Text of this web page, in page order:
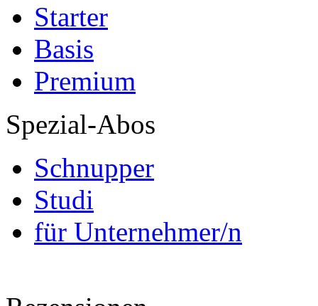
Starter
Basis
Premium
Spezial-Abos
Schnupper
Studi
für Unternehmer/n